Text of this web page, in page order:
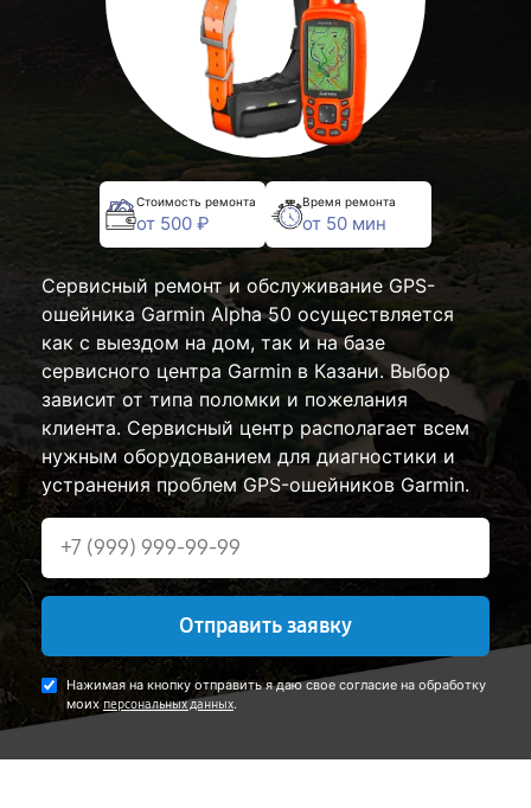
Стоимость ремонта
от 500 ₽
Время ремонта
от 50 мин
Сервисный ремонт и обслуживание GPS-
ошейника Garmin Alpha 50 осуществляется
как с выездом на дом, так и на базе
сервисного центра Garmin в Казани. Выбор
зависит от типа поломки и пожелания
клиента. Сервисный центр располагает всем
нужным оборудованием для диагностики и
устранения проблем GPS-ошейников Garmin.
Отправить заявку
Нажимая на кнопку отправить я даю свое согласие на обработку
моих персональных данных.